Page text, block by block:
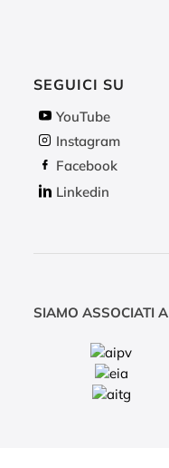
SEGUICI SU
YouTube
Instagram
Facebook
Linkedin
SIAMO ASSOCIATI A